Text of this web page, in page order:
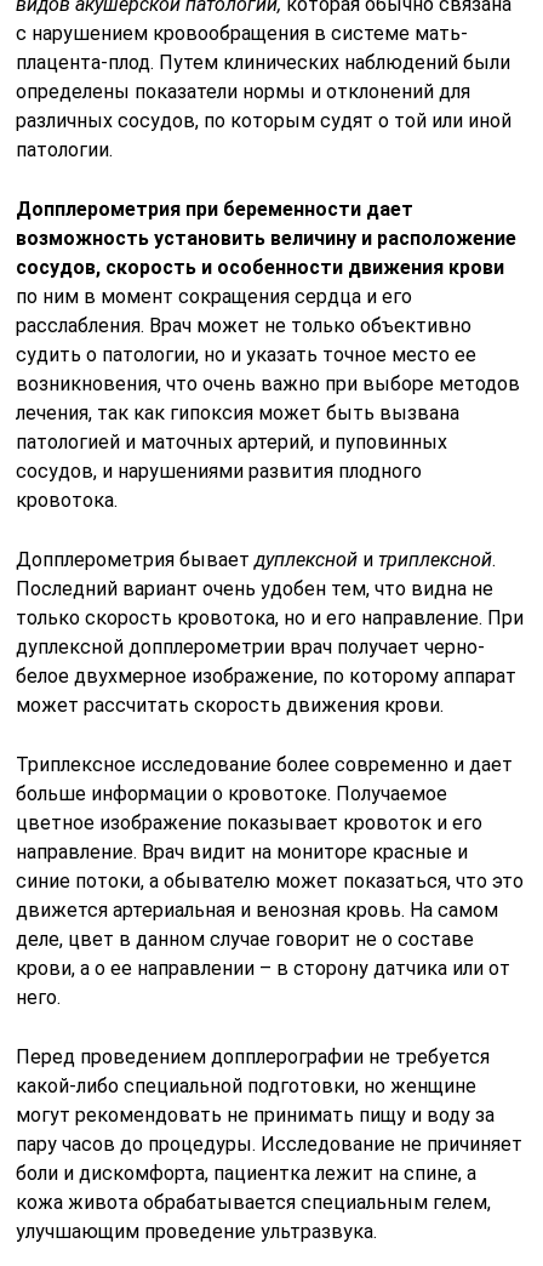
видов акушерской патологии, которая обычно связана
с нарушением кровообращения в системе мать-
плацента-плод. Путем клинических наблюдений были
определены показатели нормы и отклонений для
различных сосудов, по которым судят о той или иной
патологии.
Допплерометрия при беременности дает
возможность установить величину и расположение
сосудов, скорость и особенности движения крови
по ним в момент сокращения сердца и его
расслабления. Врач может не только объективно
судить о патологии, но и указать точное место ее
возникновения, что очень важно при выборе методов
лечения, так как гипоксия может быть вызвана
патологией и маточных артерий, и пуповинных
сосудов, и нарушениями развития плодного
кровотока.
Допплерометрия бываетдуплексной итриплексной.
Последний вариант очень удобен тем, что видна не
только скорость кровотока, но и его направление. При
дуплексной допплерометрии врач получает черно-
белое двухмерное изображение, по которому аппарат
может рассчитать скорость движения крови.
Триплексное исследование более современно и дает
больше информации о кровотоке. Получаемое
цветное изображение показывает кровоток и его
направление. Врач видит на мониторе красные и
синие потоки, а обывателю может показаться, что это
движется артериальная и венозная кровь. На самом
деле, цвет в данном случае говорит не о составе
крови, а о ее направлении – в сторону датчика или от
него.
Перед проведением допплерографии не требуется
какой-либо специальной подготовки, но женщине
могут рекомендовать не принимать пищу и воду за
пару часов до процедуры. Исследование не причиняет
боли и дискомфорта, пациентка лежит на спине, а
кожа живота обрабатывается специальным гелем,
улучшающим проведение ультразвука.